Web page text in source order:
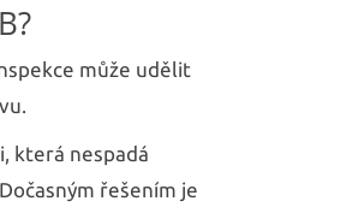
může udělit
která nespadá
řešením je